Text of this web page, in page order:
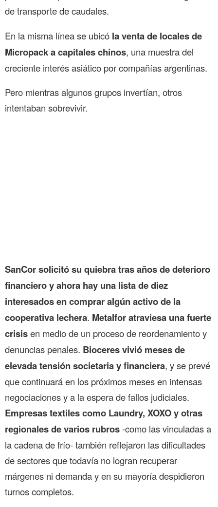
de transporte de caudales.
En la misma línea se ubicó la venta de locales de
Micropack a capitales chinos, una muestra del
creciente interés asiático por compañías argentinas.
Pero mientras algunos grupos invertían, otros
intentaban sobrevivir.
SanCor solicitó su quiebra tras años de deterioro
financiero y ahora hay una lista de diez
interesados en comprar algún activo de la
cooperativa lechera. Metalfor atraviesa una fuerte
crisisen medio de un proceso de reordenamiento y
denuncias penales. Bioceres vivió meses de
elevada tensión societaria y financiera, y se prevé
que continuará en los próximos meses en intensas
negociaciones y a la espera de fallos judiciales.
Empresas textiles como Laundry, XOXO y otras
regionales de varios rubros-como las vinculadas a
la cadena de frío- también reflejaron las dificultades
de sectores que todavía no logran recuperar
márgenes ni demanda y en su mayoría despidieron
turnos completos.